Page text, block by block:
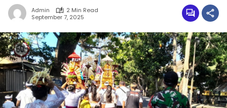
Admin
2 Min Read
September 7, 2025